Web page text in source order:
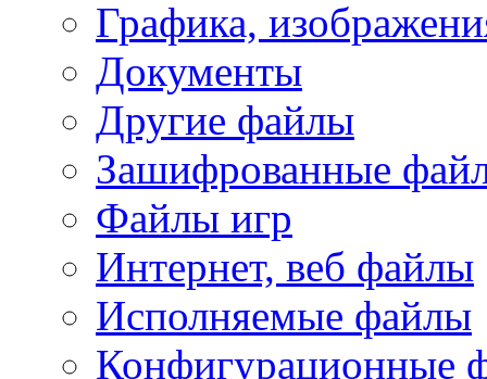
Графика,
Документы
Другие файлы
Зашифрованные
Файлы игр
Интернет, веб файлы
Исполняемые файлы
Конфигурационные